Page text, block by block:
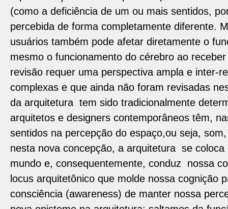
(como a deficiência de um ou mais sentidos,
percebida de forma completamente diferente.
usuários também pode afetar diretamente o
mesmo o funcionamento do cérebro ao
revisão requer uma perspectiva ampla e inter-
complexas e que ainda não foram revisadas
da arquitetura tem sido tradicionalmente
arquitetos e designers contemporâneos têm,
sentidos na percepção do espaço,ou seja,
nesta nova concepção, a arquitetura se
mundo e, consequentemente, conduz nossa
locus arquitetônico que molde nossa
consciência (awareness) de manter nossa